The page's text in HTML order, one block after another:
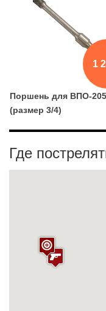
1
Поршень для ВПО-205
(размер 3/4)
Где